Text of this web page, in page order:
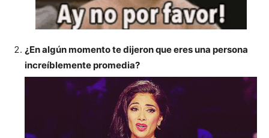
¿En algún momento te dijeron que eres una persona
increíblemente promedia?